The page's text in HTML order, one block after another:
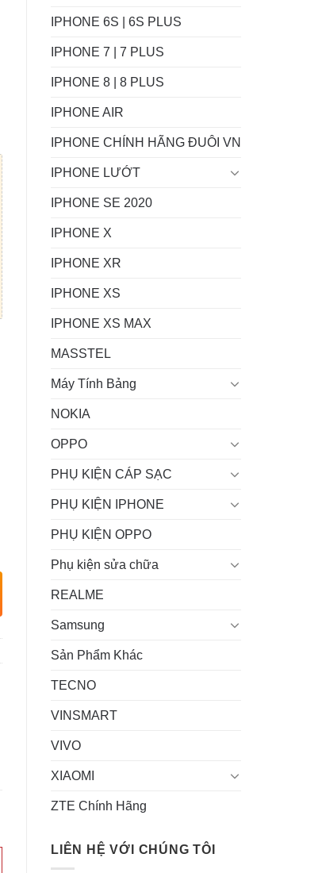
IPHONE 6S | 6S PLUS
IPHONE 7 | 7 PLUS
IPHONE 8 | 8 PLUS
IPHONE AIR
IPHONE CHÍNH HÃNG ĐUÔI VN
IPHONE LƯỚT
IPHONE SE 2020
IPHONE X
IPHONE XR
IPHONE XS
IPHONE XS MAX
MASSTEL
Máy Tính Bảng
NOKIA
OPPO
PHỤ KIỆN CÁP SẠC
PHỤ KIỆN IPHONE
PHỤ KIỆN OPPO
Phụ kiện sửa chữa
REALME
Samsung
Sản Phẩm Khác
TECNO
VINSMART
VIVO
XIAOMI
ZTE Chính Hãng
LIÊN HỆ VỚI CHÚNG TÔI